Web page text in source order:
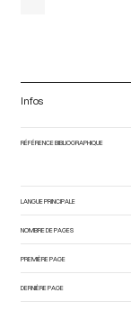
Infos
RÉFÉRENCE BIBLIOGRAPHIQUE
LANGUE PRINCIPALE
NOMBRE DE PAGES
PREMIÈRE PAGE
DERNIÈRE PAGE